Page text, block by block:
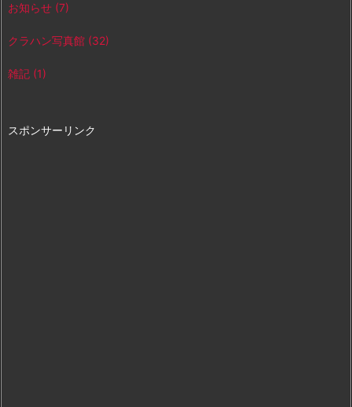
お知らせ (7)
クラハン写真館 (32)
雑記 (1)
スポンサーリンク